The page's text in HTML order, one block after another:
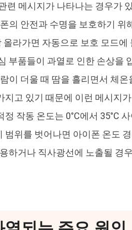
련 메시지가 나타나는 경우가
의 안전과 수명을 보호하기 위
올라가면 자동으로 보호 모드
부품들이 과열로 인한 손상을
이 더울 때 땀을 흘리면서 체
고 있기 때문에 이런 메시지
작동 온도는 0°C에서 35°C
범위를 벗어나면 아이폰 온도
하거나 직사광선에 노출될 경